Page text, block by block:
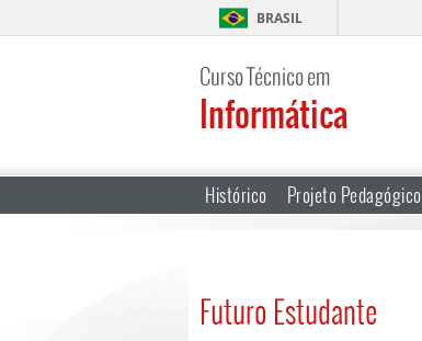
BRASIL
Curso Técnico em
Informática
Histórico Projeto Pedagógico
Futuro Estudante